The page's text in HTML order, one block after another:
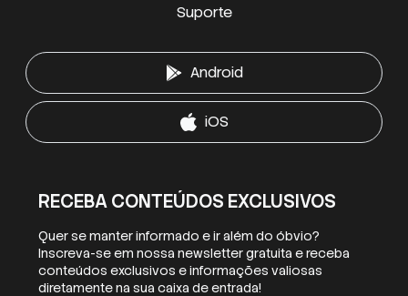
Suporte
RECEBA CONTEÚDOS EXCLUSIVOS
Quer se manter informado e ir além do óbvio?
Inscreva-se em nossa newsletter gratuita e receba
conteúdos exclusivos e informações valiosas
diretamente na sua caixa de entrada!
Android
iOS